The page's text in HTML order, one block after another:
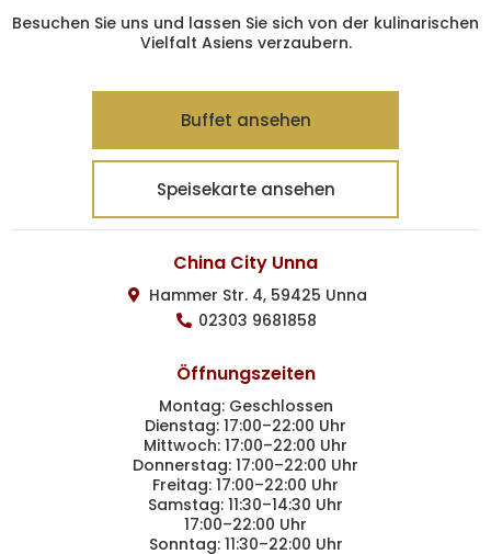
Besuchen Sie uns und lassen Sie sich von der kulinarischen
Vielfalt Asiens verzaubern.
Buffet ansehen
Speisekarte ansehen
China City Unna
Hammer Str. 4, 59425 Unna
02303 9681858
Öffnungszeiten
Montag: Geschlossen
Dienstag: 17:00–22:00 Uhr
Mittwoch: 17:00–22:00 Uhr
Donnerstag: 17:00–22:00 Uhr
Freitag: 17:00–22:00 Uhr
Samstag: 11:30–14:30 Uhr
17:00–22:00 Uhr
Sonntag: 11:30–22:00 Uhr